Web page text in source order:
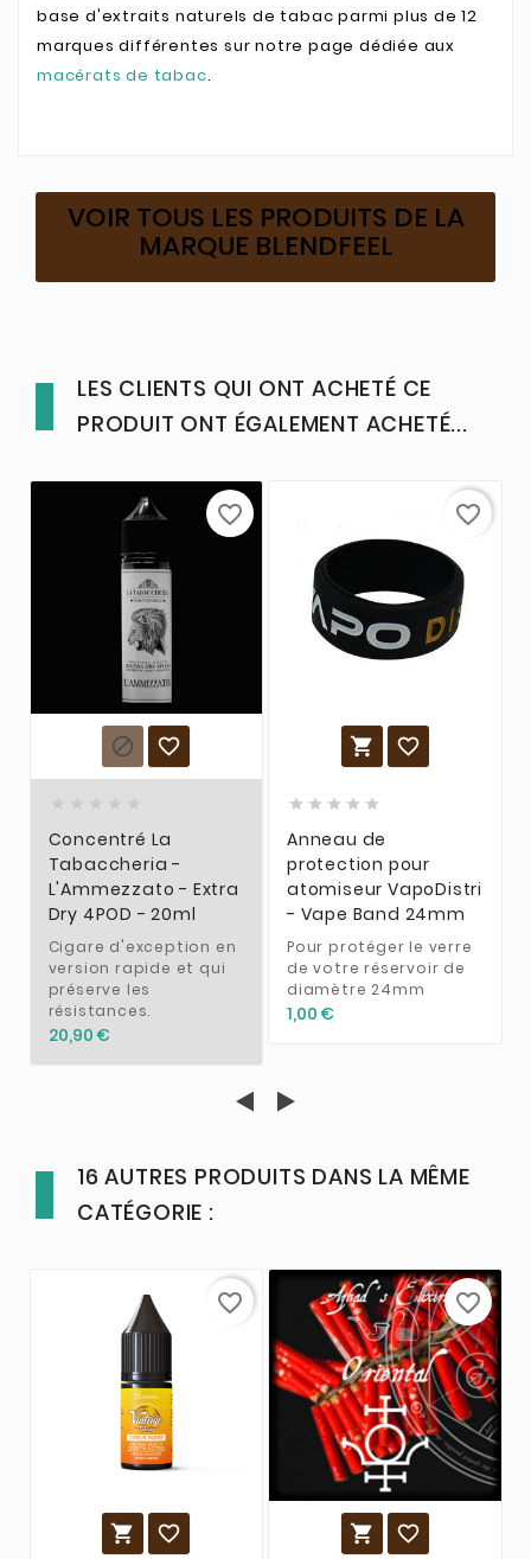
base d'extraits naturels de tabac parmi plus de 12
marques différentes sur notre page dédiée aux
macérats de tabac.
VOIR TOUS LES PRODUITS DE LA
MARQUE BLENDFEEL
LES CLIENTS QUI ONT ACHETÉ CE
PRODUIT ONT ÉGALEMENT ACHETÉ...
 
Concentré La
Tabaccheria -
L'Ammezzato - Extra
Dry 4POD - 20ml
Cigare d'exception en
version rapide et qui
préserve les
résistances.
20,90 €
favorite_border
 
    
Anneau de
protection pour
atomiseur VapoDistri
- Vape Band 24mm
Pour protéger le verre
de votre réservoir de
diamètre 24mm
1,00 €
favorite_border
16 AUTRES PRODUITS DANS LA MÊME
CATÉGORIE :
 
favorite_border
 
favorite_border